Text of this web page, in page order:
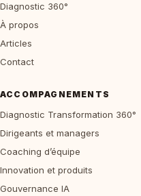
Diagnostic 360°
À propos
Articles
Contact
ACCOMPAGNEMENTS
Diagnostic Transformation 360°
Dirigeants et managers
Coaching d’équipe
Innovation et produits
Gouvernance IA